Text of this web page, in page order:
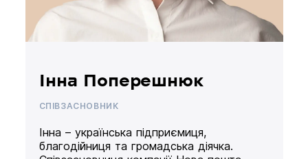
Інна Поперешнюк
СПІВЗАСНОВНИК
Інна – українська підприємиця,
благодійниця та громадська діячка.